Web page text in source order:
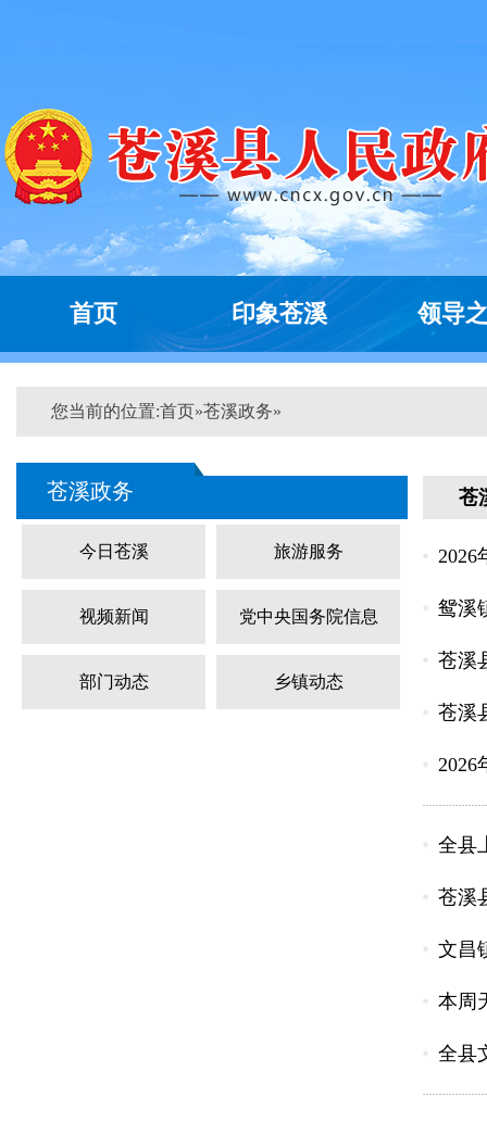
首页 印象苍溪 领导
您当前的位置:首页»苍溪政务»
苍溪政务
今日苍溪 旅游服务
视频新闻 党中央国务院信息
部门动态 乡镇动态
苍
2026
鸳溪
苍溪
苍溪
2026
全县
苍溪
文昌
本周
全县